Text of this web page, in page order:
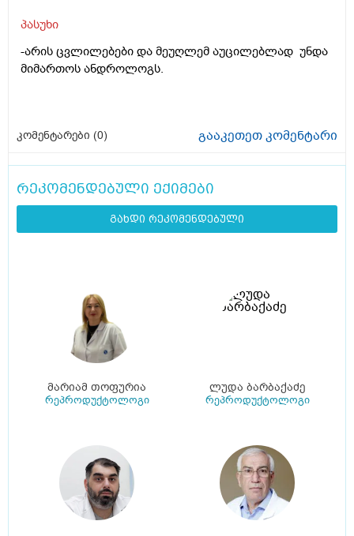
პასუხი
-არის ცვლილებები და მეუღლემ აუცილებლად უნდა
მიმართოს ანდროლოგს.
კომენტარები (0) გააკეთეთ კომენტარი
რეკომენდებული ექიმები
გახდი რეკომენდებული
მარიამ თოფურია
რეპროდუქტოლოგი
ლუდა ბარბაქაძე
რეპროდუქტოლოგი